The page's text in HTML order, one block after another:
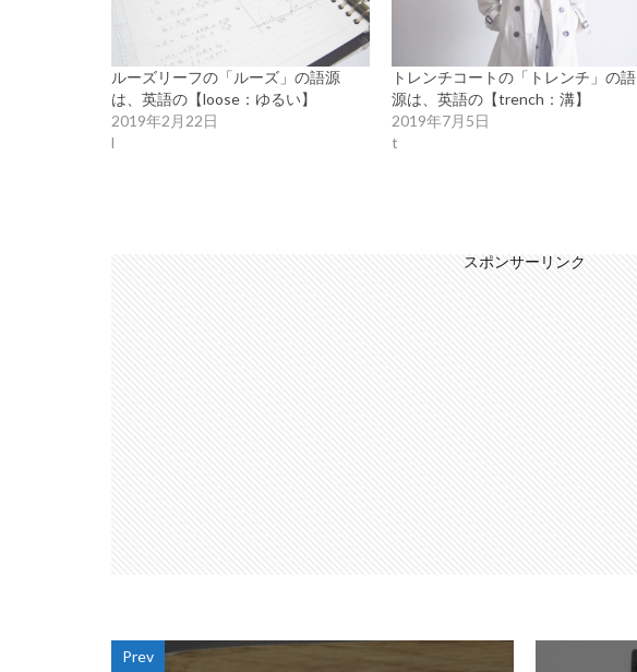
ルーズリーフの「ルーズ」の語源
は、英語の【loose：ゆるい】
2019年2月22日
l
トレンチコートの「トレンチ」の語
源は、英語の【trench：溝】
2019年7月5日
t
スポンサーリンク
Prev